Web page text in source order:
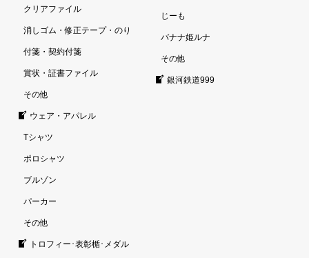
クリアファイル
消しゴム・修正テープ・のり
付箋・契約付箋
賞状・証書ファイル
その他
ウェア・アパレル
Tシャツ
ポロシャツ
ブルゾン
パーカー
その他
トロフィー･表彰楯･メダル
じーも
バナナ姫ルナ
その他
銀河鉄道999